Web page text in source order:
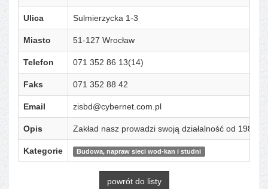
Ulica Sulmierzycka 1-3
Miasto 51-127 Wrocław
Telefon 071 352 86 13(14)
Faks 071 352 88 42
Email zisbd@cybernet.com.pl
Opis Zakład nasz prowadzi swoją działalność od 1988
Kategorie Budowa, napraw sieci wod-kan i studni
powrót do listy